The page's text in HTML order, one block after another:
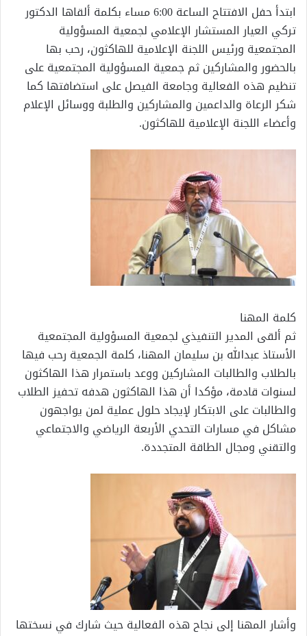
ابتدأ حفل الافتتاح الساعة 6:00 مساء بكلمة ألقاها الدكتور
تركي العيار المستشار الإعلامي لجمعية المسؤولية
المجتمعية ورئيس اللجنة الإعلامية للهاكثون، رحب بها
بالحضور والمشاركين ثم جمعية المسؤولية المجتمعية على
تنظيم هذه الفعالية وجامعة الفيصل على استضافتها كما
شكر الرعاة والداعمين والمشاركين والطلبة ووسائل الإعلام
وأعضاء اللجنة الإعلامية للهاكثون.
كلمة المهنا
ثم ألقى المدير التنفيذي لجمعية المسؤولية المجتمعية
الأستاذ عبدالله بن سليمان المهنا، كلمة الجمعية رحب فيها
بالطلاب والطالبات المشاركين ووعد باستمرار هذا الهاكثون
لسنوات قادمة، مؤكدا أن هذا الهاكثون هدفه تحفيز الطلاب
والطالبات على الابتكار لإيجاد حلول عملية لمن يواجهون
مشاكل في مسارات التحدي الأربعة الرياضي والاجتماعي
والتقني ومجال الطاقة المتجددة.
وأشار المهنا إلى نجاح هذه الفعالية حيث شارك في نسختها